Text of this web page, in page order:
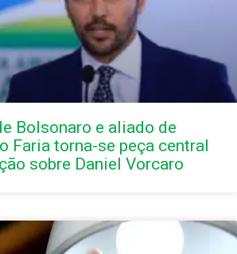
Bolsonaro e aliado de
Faria torna-se peça central
sobre Daniel Vorcaro